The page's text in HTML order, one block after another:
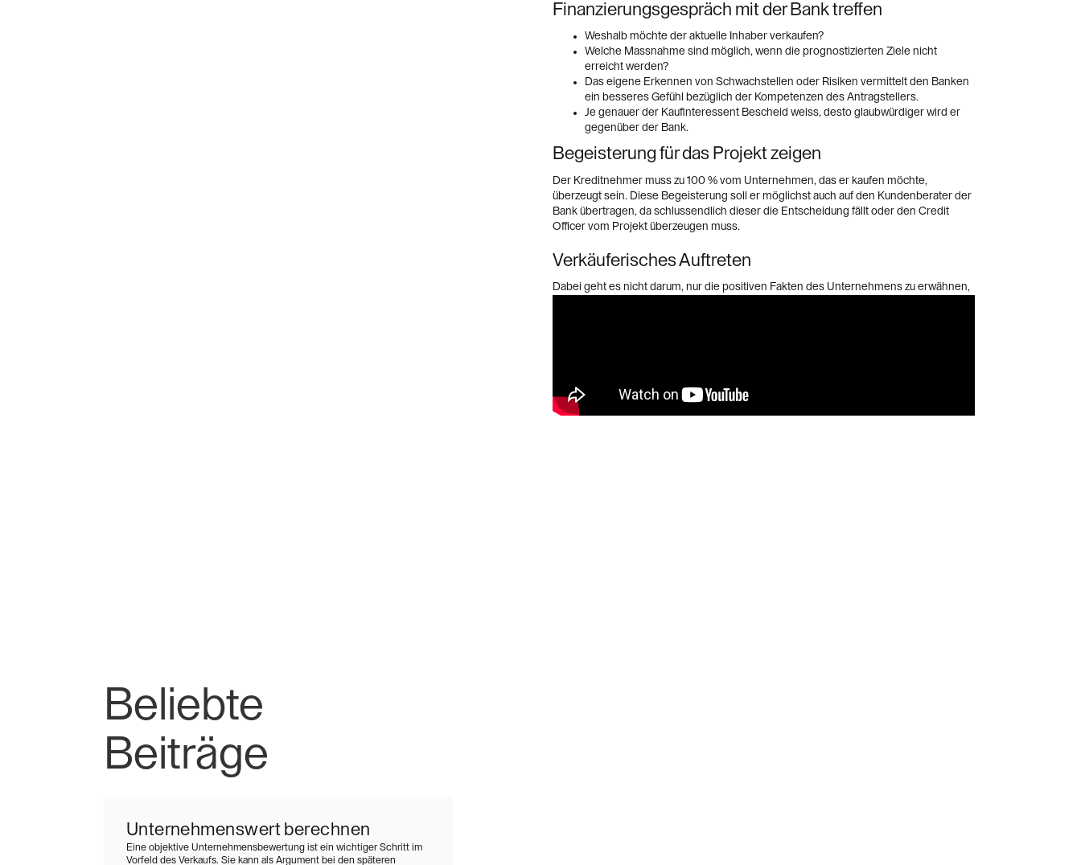
Finanzierungsgespräch mit der Bank treffen
Weshalb möchte der aktuelle Inhaber verkaufen?
Welche Massnahme sind möglich, wenn die prognostizierten Ziele nicht
erreicht werden?
Das eigene Erkennen von Schwachstellen oder Risiken vermittelt den Banken
ein besseres Gefühl bezüglich der Kompetenzen des Antragstellers.
Je genauer der Kaufinteressent Bescheid weiss, desto glaubwürdiger wird er
gegenüber der Bank.
Begeisterung für das Projekt zeigen
Der Kreditnehmer muss zu 100 % vom Unternehmen, das er kaufen möchte,
überzeugt sein. Diese Begeisterung soll er möglichst auch auf den Kundenberater der
Bank übertragen, da schlussendlich dieser die Entscheidung fällt oder den Credit
Officer vom Projekt überzeugen muss.
Verkäuferisches Auftreten
Dabei geht es nicht darum, nur die positiven Fakten des Unternehmens zu erwähnen,
Beliebte
Beiträge
Unternehmenswert berechnen
Eine objektive Unternehmensbewertung ist ein wichtiger Schritt im
Vorfeld des Verkaufs. Sie kann als Argument bei den späteren